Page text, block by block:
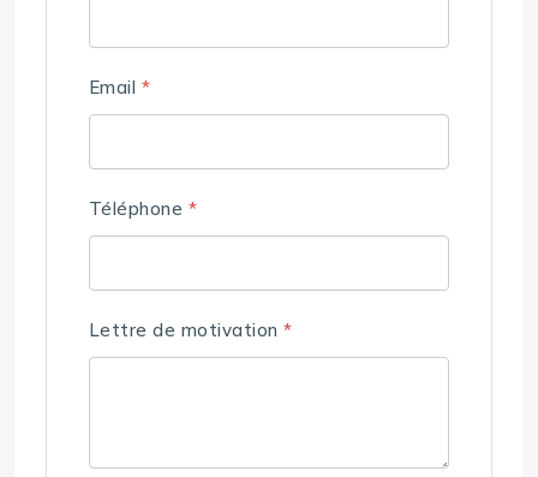
Email *
Téléphone *
Lettre de motivation*